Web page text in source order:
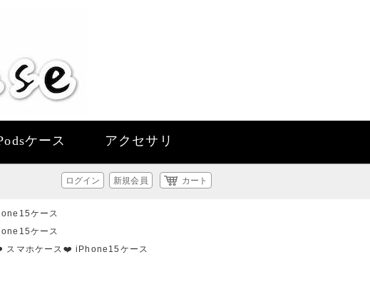
ケース アクセサリ
ログイン 新規会員 カート
ケース
ケース
スマホケース❤️ iPhone15ケース